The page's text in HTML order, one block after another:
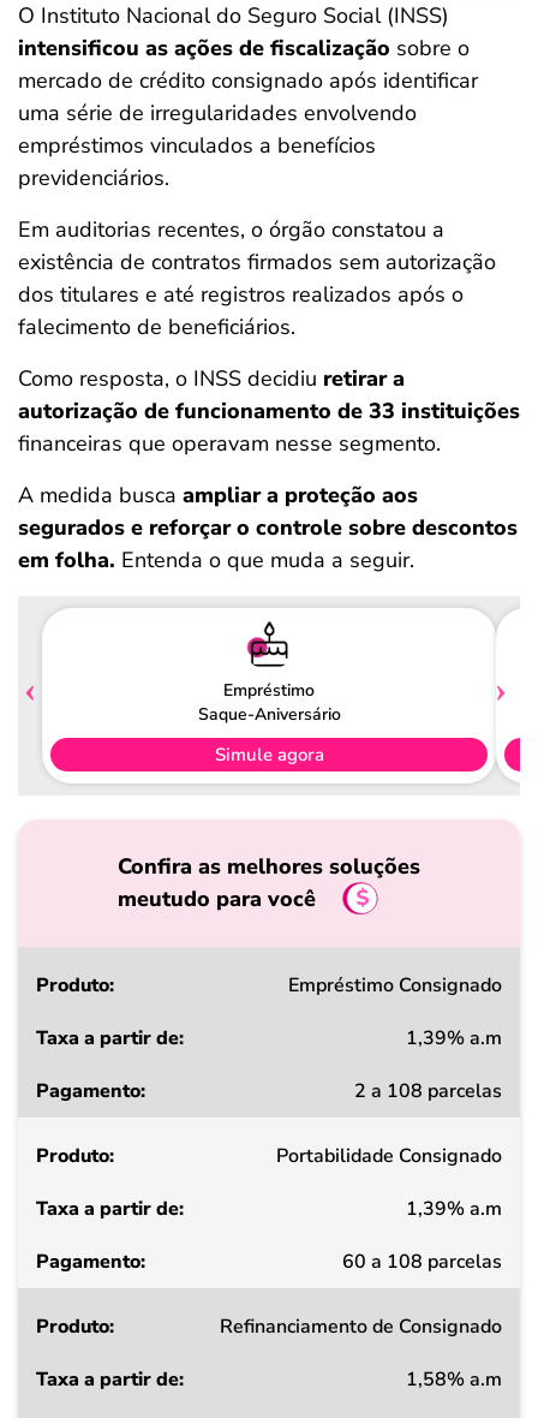
O Instituto Nacional do Seguro Social (INSS)
intensificou as ações de fiscalização sobre o
mercado de crédito consignado após identificar
uma série de irregularidades envolvendo
empréstimos vinculados a benefícios
previdenciários.
Em auditorias recentes, o órgão constatou a
existência de contratos firmados sem autorização
dos titulares e até registros realizados após o
falecimento de beneficiários.
Como resposta, o INSS decidiu retirar a
autorização de funcionamento de 33 instituições
financeiras que operavam nesse segmento.
A medida busca ampliar a proteção aos
segurados e reforçar o controle sobre descontos
em folha. Entenda o que muda a seguir.
Empréstimo
Saque-Aniversário
Simule agora
Confira as melhores soluções
meutudo para você
Produto
a
de
Pagamento
Empréstimo Consignado
1,39% a.m
2 a 108 parcelas
Portabilidade Consignado
1,39% a.m
60 a 108 parcelas
Refinanciamento de Consignado
1,58% a.m